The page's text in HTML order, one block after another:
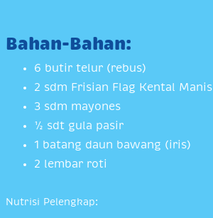
Bahan-Bahan:
6 butir telur (rebus)
2 sdm Frisian Flag Kental Manis
3 sdm mayones
½ sdt gula pasir
1 batang daun bawang (iris)
2 lembar roti
Nutrisi Pelengkap: